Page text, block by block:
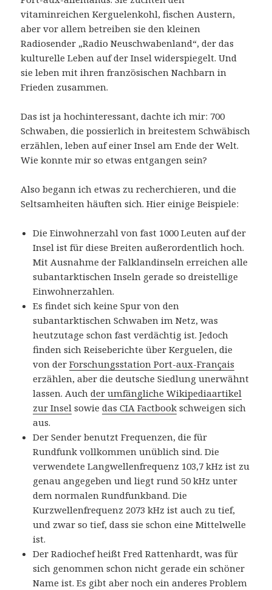
vitaminreichen Kerguelenkohl, fischen Austern,
aber vor allem betreiben sie den kleinen
Radiosender „Radio Neuschwabenland“, der das
kulturelle Leben auf der Insel widerspiegelt. Und
sie leben mit ihren französischen Nachbarn in
Frieden zusammen.
Das ist ja hochinteressant, dachte ich mir: 700
Schwaben, die possierlich in breitestem Schwäbisch
erzählen, leben auf einer Insel am Ende der Welt.
Wie konnte mir so etwas entgangen sein?
Also begann ich etwas zu recherchieren, und die
Seltsamheiten häuften sich. Hier einige Beispiele:
Die Einwohnerzahl von fast 1000 Leuten auf der
Insel ist für diese Breiten außerordentlich hoch.
Mit Ausnahme der Falklandinseln erreichen alle
subantarktischen Inseln gerade so dreistellige
Einwohnerzahlen.
Es findet sich keine Spur von den
subantarktischen Schwaben im Netz, was
heutzutage schon fast verdächtig ist. Jedoch
finden sich Reiseberichte über Kerguelen, die
von derForschungsstation Port-aux-Français
erzählen, aber die deutsche Siedlung unerwähnt
lassen. Auchder umfängliche Wikipediaartikel
zur Insel sowiedas CIA Factbook schweigen sich
aus.
Der Sender benutzt Frequenzen, die für
Rundfunk vollkommen unüblich sind. Die
verwendete Langwellenfrequenz 103,7 kHz ist zu
genau angegeben und liegt rund 50 kHz unter
dem normalen Rundfunkband. Die
Kurzwellenfrequenz 2073 kHz ist auch zu tief,
und zwar so tief, dass sie schon eine Mittelwelle
ist.
Der Radiochef heißt Fred Rattenhardt, was für
sich genommen schon nicht gerade ein schöner
Name ist. Es gibt aber noch ein anderes Problem